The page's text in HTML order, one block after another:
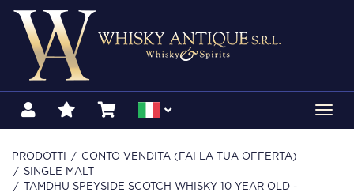
PRODOTTI
CONTO VENDITA (FAI LA TUA OFFERTA)
SINGLE MALT
TAMDHU SPEYSIDE SCOTCH WHISKY 10 YEAR OLD -